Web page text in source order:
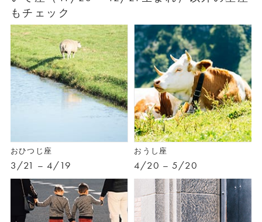
もチェック
おひつじ座
3/21 – 4/19
おうし座
4/20 – 5/20